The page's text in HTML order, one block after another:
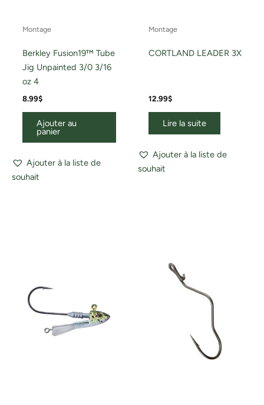
Montage
Berkley Fusion19™ Tube
Jig Unpainted 3/0 3/16
oz 4
8.99$
Ajouter au
panier
Ajouter à la liste de
souhait
Montage
CORTLAND LEADER 3X
12.99$
Lire la suite
Ajouter à la liste de
souhait